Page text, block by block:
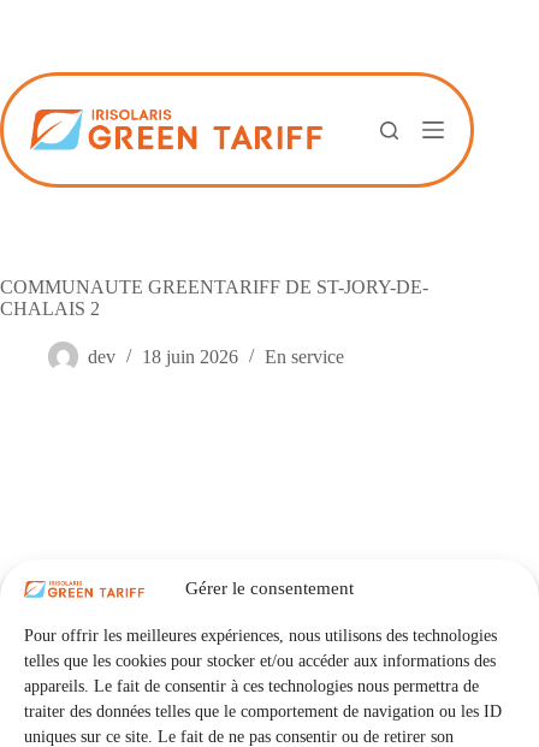
Gérer le consentement
Pour offrir les meilleures expériences, nous utilisons des technologies
telles que les cookies pour stocker et/ou accéder aux informations des
appareils. Le fait de consentir à ces technologies nous permettra de
traiter des données telles que le comportement de navigation ou les ID
uniques sur ce site. Le fait de ne pas consentir ou de retirer son
COMMUNAUTE GREENTARIFF DE ST-JORY-DE-
CHALAIS 2
dev 18 juin 2026 En service